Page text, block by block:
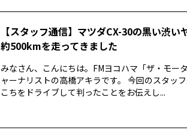
【スタッフ通信】マツダCX-30の黒い渋
約500kmを走ってきました
みなさん、こんにちは。FMヨコハマ「ザ・モー
ャーナリストの高橋アキラです。 今回のスタッ
こちをドライブして判ったことをお伝えし...